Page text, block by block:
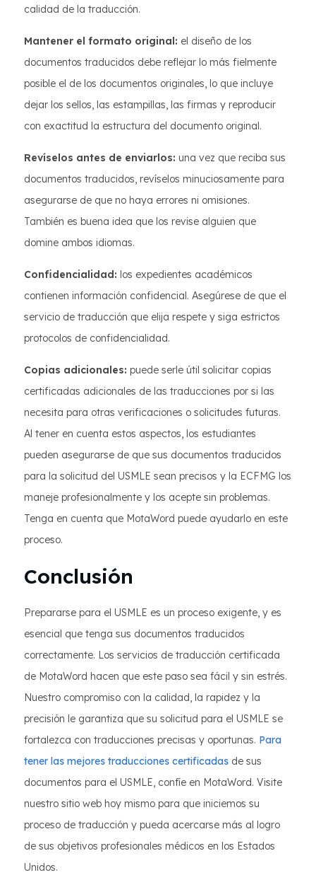
calidad de la traducción.
Mantener el formato original: el diseño de los
documentos traducidos debe reflejar lo más fielmente
posible el de los documentos originales, lo que incluye
dejar los sellos, las estampillas, las firmas y reproducir
con exactitud la estructura del documento original.
Revíselos antes de enviarlos: una vez que reciba sus
documentos traducidos, revíselos minuciosamente para
asegurarse de que no haya errores ni omisiones.
También es buena idea que los revise alguien que
domine ambos idiomas.
Confidencialidad: los expedientes académicos
contienen información confidencial. Asegúrese de que el
servicio de traducción que elija respete y siga estrictos
protocolos de confidencialidad.
Copias adicionales: puede serle útil solicitar copias
certificadas adicionales de las traducciones por si las
necesita para otras verificaciones o solicitudes futuras.
Al tener en cuenta estos aspectos, los estudiantes
pueden asegurarse de que sus documentos traducidos
para la solicitud del USMLE sean precisos y la ECFMG los
maneje profesionalmente y los acepte sin problemas.
Tenga en cuenta que MotaWord puede ayudarlo en este
proceso.
Conclusión
Prepararse para el USMLE es un proceso exigente, y es
esencial que tenga sus documentos traducidos
correctamente. Los servicios de traducción certificada
de MotaWord hacen que este paso sea fácil y sin estrés.
Nuestro compromiso con la calidad, la rapidez y la
precisión le garantiza que su solicitud para el USMLE se
fortalezca con traducciones precisas y oportunas. Para
tener las mejores traducciones certificadas de sus
documentos para el USMLE, confíe en MotaWord. Visite
nuestro sitio web hoy mismo para que iniciemos su
proceso de traducción y pueda acercarse más al logro
de sus objetivos profesionales médicos en los Estados
Unidos.